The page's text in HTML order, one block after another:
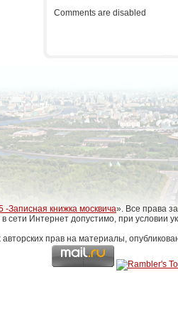
Comments are disabled
-Записная книжка москвича». Все права
сети Интернет допустимо, при условии
прав на материалы,